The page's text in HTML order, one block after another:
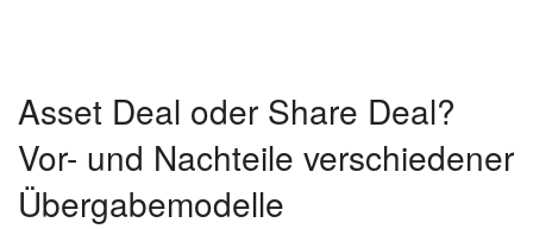
Asset Deal oder Share Deal?
Vor- und Nachteile verschiedener
Übergabemodelle